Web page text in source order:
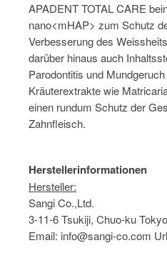
APADENT TOTAL CARE
nano<mHAP> zum Schutz
Verbesserung des
darüber hinaus auch
Parodontitis und
Kräuterextrakte wie
einen rundum Schutz der
Zahnfleisch.
Herstellerinformationen
Hersteller:
Sangi Co.,Ltd.
3-11-6 Tsukiji, Chuo-ku
Email: info@sangi-co.com